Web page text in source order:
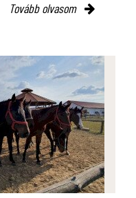
Tovább olvasom